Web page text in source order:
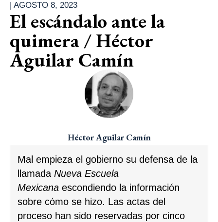
AGOSTO 8, 2023
El escándalo ante la
quimera / Héctor
Aguilar Camín
Héctor Aguilar Camín
Mal empieza el gobierno su defensa de la
llamada Nueva Escuela
Mexicana escondiendo la información
sobre cómo se hizo. Las actas del
proceso han sido reservadas por cinco